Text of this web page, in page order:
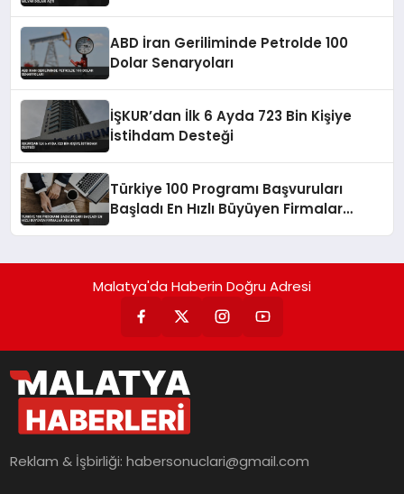
ABD İran Geriliminde Petrolde 100
Dolar Senaryoları
İŞKUR’dan İlk 6 Ayda 723 Bin Kişiye
İstihdam Desteği
Türkiye 100 Programı Başvuruları
Başladı En Hızlı Büyüyen Firmalar
Malatya'da Haberin Doğru Adresi
Reklam & İşbirliği:habersonuclari@gmail.com